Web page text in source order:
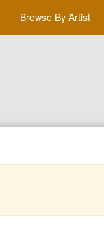
Browse By Artist